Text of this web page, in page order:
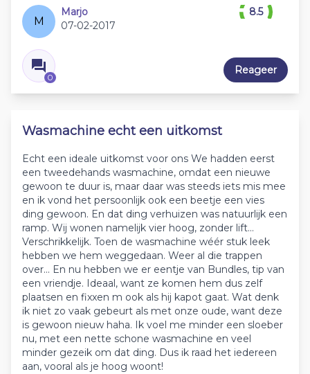
M
Marjo
07-02-2017
0
8.5
Reageer
Wasmachine echt een uitkomst
Echt een ideale uitkomst voor ons We hadden eerst
een tweedehands wasmachine, omdat een nieuwe
gewoon te duur is, maar daar was steeds iets mis mee
en ik vond het persoonlijk ook een beetje een vies
ding gewoon. En dat ding verhuizen was natuurlijk een
ramp. Wij wonen namelijk vier hoog, zonder lift...
Verschrikkelijk. Toen de wasmachine wéér stuk leek
hebben we hem weggedaan. Weer al die trappen
over... En nu hebben we er eentje van Bundles, tip van
een vriendje. Ideaal, want ze komen hem dus zelf
plaatsen en fixxen m ook als hij kapot gaat. Wat denk
ik niet zo vaak gebeurt als met onze oude, want deze
is gewoon nieuw haha. Ik voel me minder een sloeber
nu, met een nette schone wasmachine en veel
minder gezeik om dat ding. Dus ik raad het iedereen
aan, vooral als je hoog woont!